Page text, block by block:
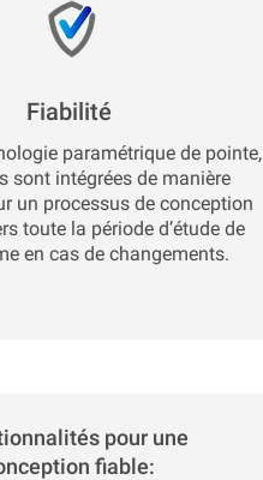
Fiabilité
paramétrique de pointe,
sont intégrées de manière
un processus de conception
toute la période d’étude de
en cas de changements.
pour une
fiable: